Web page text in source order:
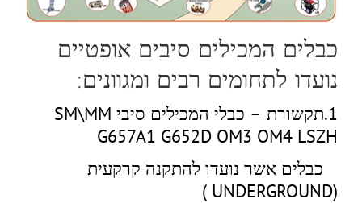
כבלים המכילים סיבים אופטיים
נועדו לתחומים רבים ומגוונים:
1.תקשורת – כבלי המכילים סיבי SM\MM
G657A1 G652D OM3 OM4 LSZH
כבלים אשר נועדו להתקנה קרקעית
(UNDERGROUND )